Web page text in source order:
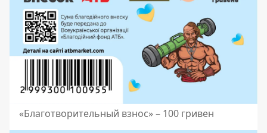
«Благотворительный взнос» – 100 гривен